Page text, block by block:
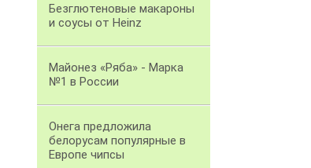
Безглютеновые макароны
и соусы от Heinz
Майонез «Ряба» - Марка
№1 в России
Онега предложила
белорусам популярные в
Европе чипсы